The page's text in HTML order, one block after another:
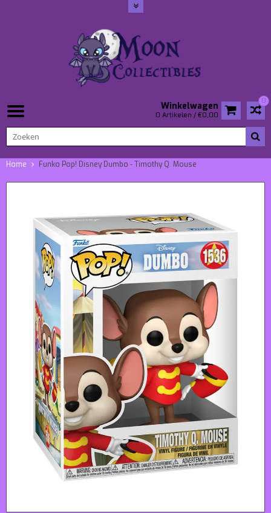
0
Winkelwagen
0 Artikelen / €0,00
Home Funko Pop! Disney Dumbo - Timothy Q. Mouse